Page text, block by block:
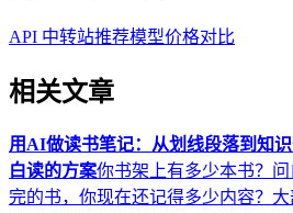
API 中转站推荐模型价格对比
相关文章
用AI做读书笔记：从划线段落到知
白读的方案你书架上有多少本书？
完的书，你现在还记得多少内容？